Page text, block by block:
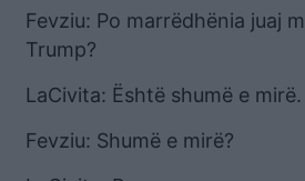
Fevziu: Po marrëdhënia juaj
Trump?
LaCivita: Është shumë e mirë.
Fevziu: Shumë e mirë?